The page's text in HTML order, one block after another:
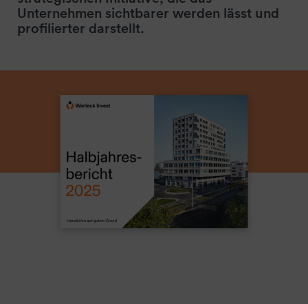
Unternehmen sichtbarer werden lässt und
profilierter darstellt.